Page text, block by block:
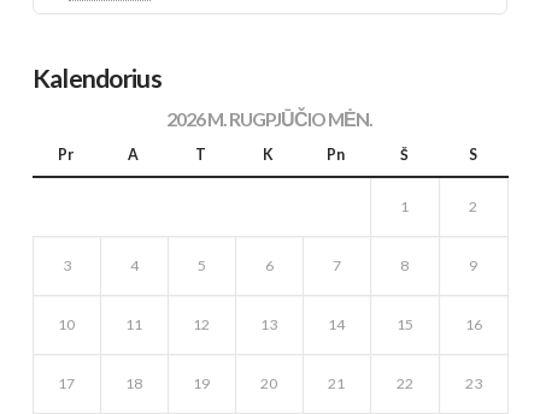
Kalendorius
2026 M. RUGPJŪČIO MĖN.
Pr A T K Pn Š S
1 2
3 4 5 6 7 8 9
10 11 12 13 14 15 16
17 18 19 20 21 22 23